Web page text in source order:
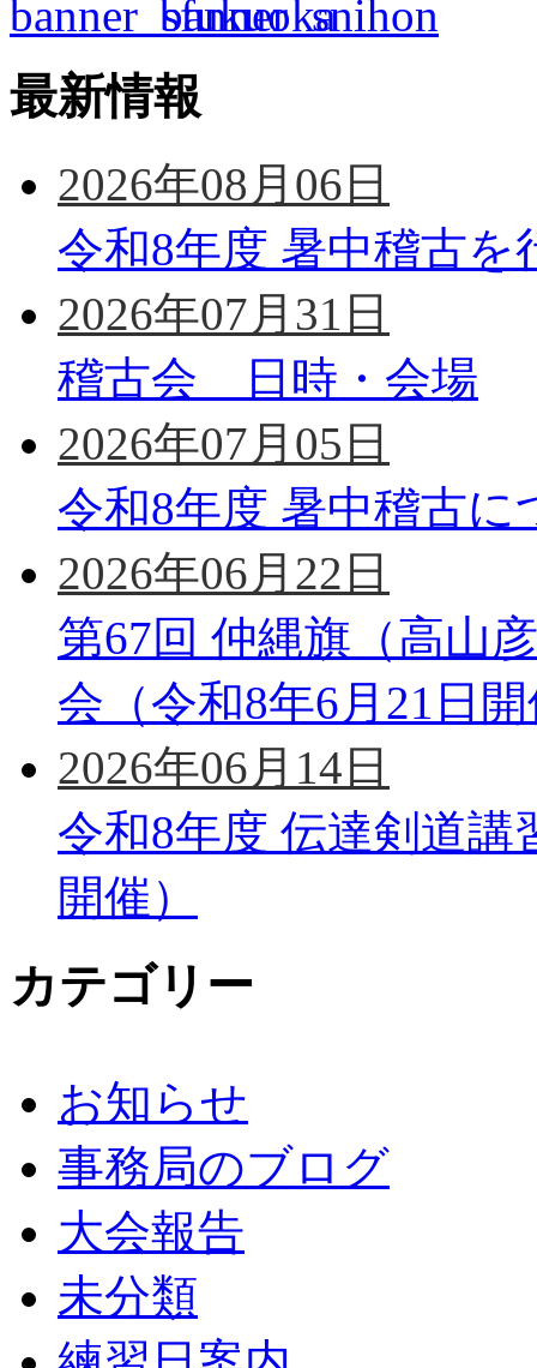
最新情報
2026年08月06日
令和8年度 暑中稽古を
2026年07月31日
稽古会 日時・会場
2026年07月05日
令和8年度 暑中稽古に
2026年06月22日
第67回 仲縄旗（高山
会（令和8年6月21日
2026年06月14日
令和8年度 伝達剣道講
開催）
カテゴリー
お知らせ
事務局のブログ
大会報告
未分類